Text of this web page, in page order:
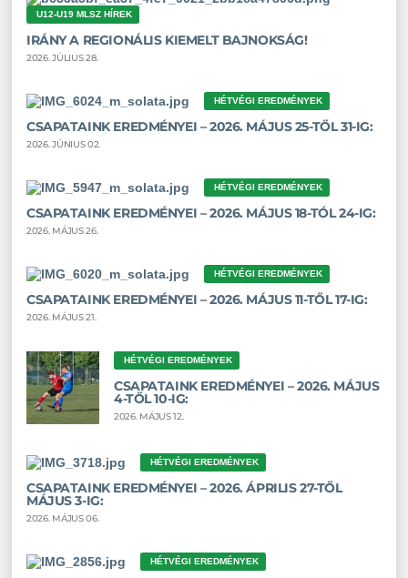
U12-U19 MLSZ HÍREK
IRÁNY A REGIONÁLIS KIEMELT BAJNOKSÁG!
2026. JÚLIUS 28.
HÉTVÉGI EREDMÉNYEK
CSAPATAINK EREDMÉNYEI – 2026. MÁJUS 25-TŐL 31-IG:
2026. JÚNIUS 02.
HÉTVÉGI EREDMÉNYEK
CSAPATAINK EREDMÉNYEI – 2026. MÁJUS 18-TÓL 24-IG:
2026. MÁJUS 26.
HÉTVÉGI EREDMÉNYEK
CSAPATAINK EREDMÉNYEI – 2026. MÁJUS 11-TŐL 17-IG:
2026. MÁJUS 21.
HÉTVÉGI EREDMÉNYEK
CSAPATAINK EREDMÉNYEI – 2026. MÁJUS
4-TŐL 10-IG:
2026. MÁJUS 12.
HÉTVÉGI EREDMÉNYEK
CSAPATAINK EREDMÉNYEI – 2026. ÁPRILIS 27-TŐL
MÁJUS 3-IG:
2026. MÁJUS 06.
HÉTVÉGI EREDMÉNYEK